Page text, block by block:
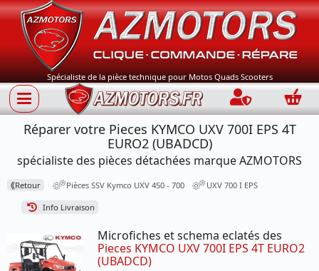
Spécialiste de la pièce technique pour Motos Quads Scooters
Connection
Réparer votre Pieces KYMCO UXV 700I EPS 4T
EURO2 (UBADCD)
spécialiste des pièces détachées marque AZMOTORS
⟪Retour Pièces SSV Kymco UXV 450 - 700 UXV 700 I EPS
Info Livraison
Microfiches et schema eclatés des
Pieces KYMCO UXV 700I EPS 4T EURO2
(UBADCD)